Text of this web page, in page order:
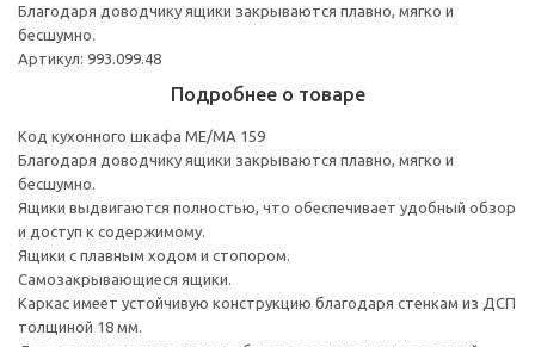
Благодаря доводчику ящики закрываются плавно, мягко и
бесшумно.
Артикул: 993.099.48
Подробнее о товаре
Код кухонного шкафа ME/MA 159
Благодаря доводчику ящики закрываются плавно, мягко и
бесшумно.
Ящики выдвигаются полностью, что обеспечивает удобный обзор
и доступ к содержимому.
Ящики с плавным ходом и стопором.
Самозакрывающиеся ящики.
Каркас имеет устойчивую конструкцию благодаря стенкам из ДСП
толщиной 18 мм.